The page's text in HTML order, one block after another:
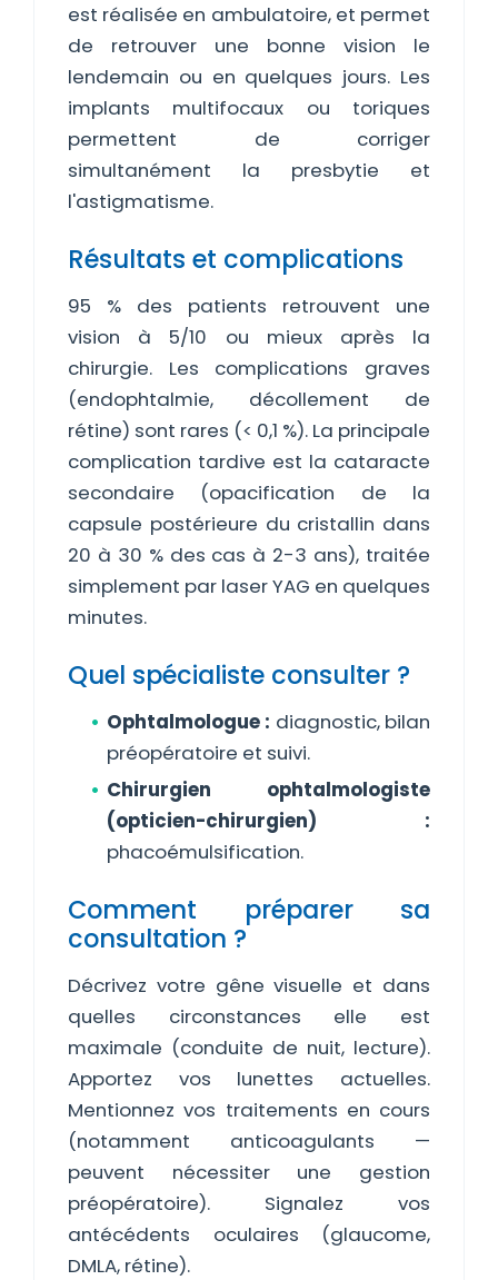
est réalisée en ambulatoire, et permet
de retrouver une bonne vision le
lendemain ou en quelques jours. Les
implants multifocaux ou toriques
permettent de corriger
simultanément la presbytie et
l'astigmatisme.
Résultats et complications
95 % des patients retrouvent une
vision à 5/10 ou mieux après la
chirurgie. Les complications graves
(endophtalmie, décollement de
rétine) sont rares (< 0,1 %). La principale
complication tardive est la cataracte
secondaire (opacification de la
capsule postérieure du cristallin dans
20 à 30 % des cas à 2-3 ans), traitée
simplement par laser YAG en quelques
minutes.
Quel spécialiste consulter ?
Ophtalmologue : diagnostic, bilan
préopératoire et suivi.
Chirurgien ophtalmologiste
(opticien-chirurgien) :
phacoémulsification.
Comment préparer sa
consultation ?
Décrivez votre gêne visuelle et dans
quelles circonstances elle est
maximale (conduite de nuit, lecture).
Apportez vos lunettes actuelles.
Mentionnez vos traitements en cours
(notamment anticoagulants —
peuvent nécessiter une gestion
préopératoire). Signalez vos
antécédents oculaires (glaucome,
DMLA, rétine).